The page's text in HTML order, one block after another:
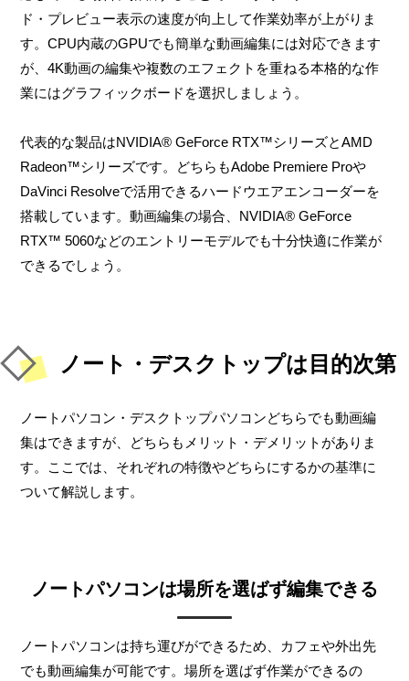
ド・プレビュー表示の速度が向上して作業効率が上がりま
す。CPU内蔵のGPUでも簡単な動画編集には対応できます
が、4K動画の編集や複数のエフェクトを重ねる本格的な作
業にはグラフィックボードを選択しましょう。
代表的な製品はNVIDIA® GeForce RTX™シリーズとAMD
Radeon™シリーズです。どちらもAdobe Premiere Proや
DaVinci Resolveで活用できるハードウエアエンコーダーを
搭載しています。動画編集の場合、NVIDIA® GeForce
RTX™ 5060などのエントリーモデルでも十分快適に作業が
できるでしょう。
ノート・デスクトップは目的次第
ノートパソコン・デスクトップパソコンどちらでも動画編
集はできますが、どちらもメリット・デメリットがありま
す。ここでは、それぞれの特徴やどちらにするかの基準に
ついて解説します。
ノートパソコンは場所を選ばず編集できる
ノートパソコンは持ち運びができるため、カフェや外出先
でも動画編集が可能です。場所を選ばず作業ができるの